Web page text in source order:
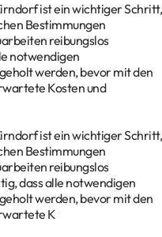
ist ein wichtiger Schritt,
Bestimmungen
reibungslos
notwendigen
werden, bevor mit den
Kosten und
ist ein wichtiger Schritt,
Bestimmungen
reibungslos
dass alle notwendigen
werden, bevor mit den
K